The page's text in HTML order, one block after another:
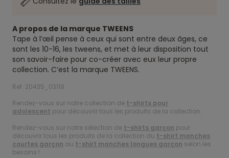
A propos de la marque TWEENS
Tape à l’œil pense à ceux qui sont entre deux âges, ce
sont les 10-16, les tweens, et met à leur disposition tout
son savoir-faire pour co-créer avec eux leur propre
collection. C’est la marque TWEENS.
Ref. 20435_03119
Rendez-vous sur notre collection de t-shirts pour
adolescent pour découvrir tous les produits de la collection.
Rendez-vous sur notre sélection de t-shirts garçon pour
découvrir tous les produits de la collection du t-shirt manches
courtes garçon au t-shirt manches longues garçon selon les
besoins !